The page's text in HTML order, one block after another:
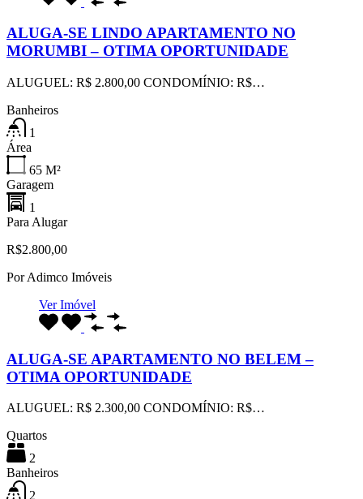
ALUGA-SE LINDO APARTAMENTO NO
MORUMBI – OTIMA OPORTUNIDADE
ALUGUEL: R$ 2.800,00 CONDOMÍNIO: R$…
Banheiros
1
Área
65 M²
Garagem
1
Para Alugar
R$2.800,00
PorAdimco Imóveis
Ver Imóvel
ALUGA-SE APARTAMENTO NO BELEM –
OTIMA OPORTUNIDADE
ALUGUEL: R$ 2.300,00 CONDOMÍNIO: R$…
Quartos
2
Banheiros
2